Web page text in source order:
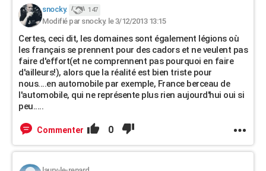
snocky. 147
Modifié par snocky. le 3/12/2013 13:15
Certes, ceci dit, les domaines sont également légions où
les français se prennent pour des cadors et ne veulent pas
faire d'effort(et ne comprennent pas pourquoi en faire
d'ailleurs!), alors que la réalité est bien triste pour
nous....en automobile par exemple, France berceau de
l'automobile, qui ne représente plus rien aujourd'hui oui si
peu.....
Commenter 0